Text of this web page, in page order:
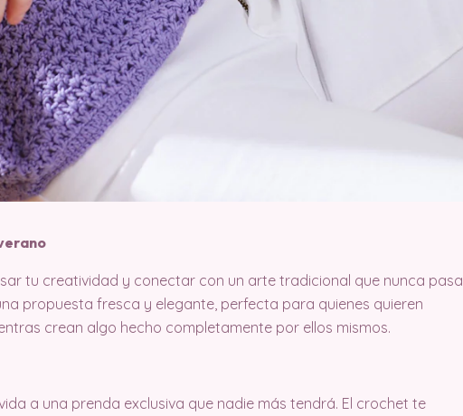
tu creatividad y conectar con un arte tradicional que nunca pasa
propuesta fresca y elegante, perfecta para quienes quieren
crean algo hecho completamente por ellos mismos.
a una prenda exclusiva que nadie más tendrá. El crochet te